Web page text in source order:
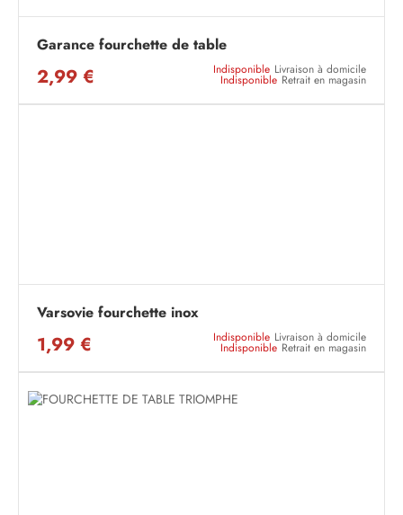
Garance fourchette de table
2,99 € Indisponible Livraison à domicile
Indisponible Retrait en magasin
Varsovie fourchette inox
1,99 € Indisponible Livraison à domicile
Indisponible Retrait en magasin